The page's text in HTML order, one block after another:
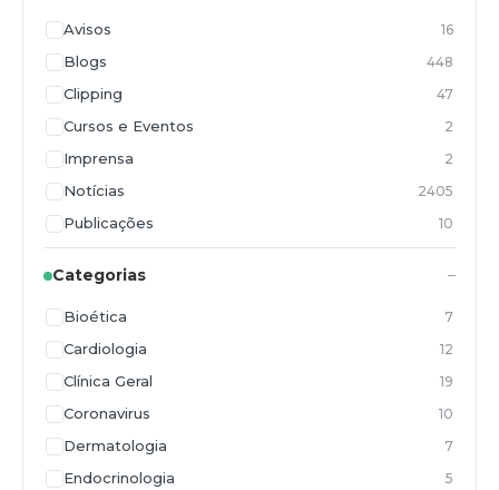
Avisos 16
Blogs 448
Clipping 47
Cursos e Eventos 2
Imprensa 2
Notícias 2405
Publicações 10
Categorias
Bioética 7
Cardiologia 12
Clínica Geral 19
Coronavirus 10
Dermatologia 7
Endocrinologia 5